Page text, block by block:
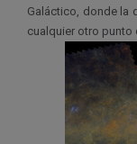
Galáctico, donde la
cualquier otro punto